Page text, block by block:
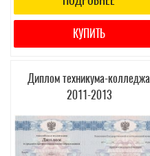
КУПИТЬ
Диплом техникума-колледжа
2011-2013